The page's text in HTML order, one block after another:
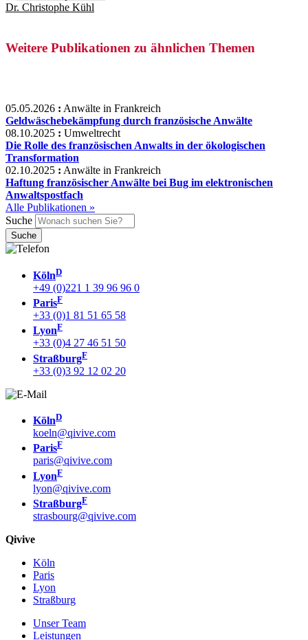
Dr. Christophe Kühl
Weitere Publikationen zu ähnlichen Themen
05.05.2026 : Anwälte in Frankreich
Geldwäschebekämpfung durch französische Anwälte
08.10.2025 : Umweltrecht
Die Rolle des französischen Anwalts in der ökologischen
Transformation
02.10.2025 : Anwälte in Frankreich
Haftung französischer Anwälte bei Bug im elektronischen
Anwaltspostfach
Alle Publikationen »
Suche
KölnD
+49 (0)221 1 39 96 96 0
ParisF
+33 (0)1 81 51 65 58
LyonF
+33 (0)4 27 46 51 50
StraßburgF
+33 (0)3 92 12 02 20
KölnD
koeln@qivive.com
ParisF
paris@qivive.com
LyonF
lyon@qivive.com
StraßburgF
strasbourg@qivive.com
Qivive
Köln
Paris
Lyon
Straßburg
Unser Team
Leistungen